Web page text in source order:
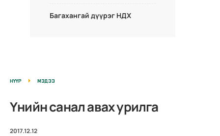
Багахангай дүүрэг НДХ
НҮҮР МЭДЭЭ
Үнийн санал авах урилга
2017.12.12